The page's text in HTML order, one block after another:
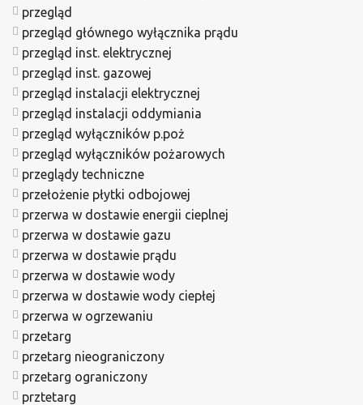
przegląd
przegląd głównego wyłącznika prądu
przegląd inst. elektrycznej
przegląd inst. gazowej
przegląd instalacji elektrycznej
przegląd instalacji oddymiania
przegląd wyłączników p.poż
przegląd wyłączników pożarowych
przeglądy techniczne
przełożenie płytki odbojowej
przerwa w dostawie energii cieplnej
przerwa w dostawie gazu
przerwa w dostawie prądu
przerwa w dostawie wody
przerwa w dostawie wody ciepłej
przerwa w ogrzewaniu
przetarg
przetarg nieograniczony
przetarg ograniczony
prztetarg